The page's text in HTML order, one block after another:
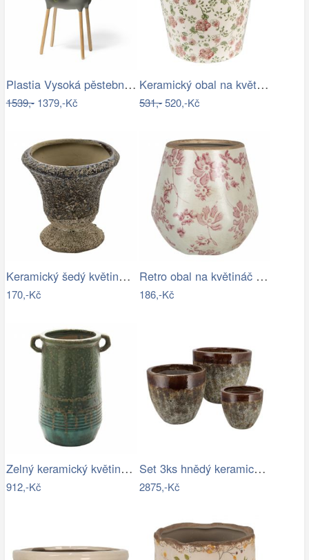
Plastia Vysoká pěstební nádoba Urbalive…
1539,-1379,-Kč
Keramický obal na květináč s růžovými…
531,-520,-Kč
Keramický šedý květináč v antickém…
170,-Kč
Retro obal na květináč s růžovými květy…
186,-Kč
Zelný keramický květináč/váza s uchy…
912,-Kč
Set 3ks hnědý keramický květináč…
2875,-Kč